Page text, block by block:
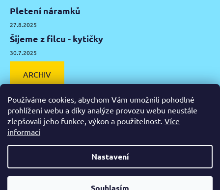
Používáme cookies, abychom Vám umožnili pohodlné
prohlížení webu a díky analýze provozu webu neustále
zlepšovali jeho funkce, výkon a použitelnost. Více
informací
Nastavení
Souhlasím
Od čtvrtka 6.8. do úterý 11.8. máme mimořádně zavřeno.
Pletení náramků
27.8.2025
Šijeme z filcu - kytičky
30.7.2025
ARCHIV
Facebook
Vytvořil Shoptet